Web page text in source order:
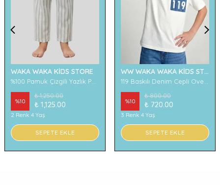
WAKA WAKA KİDS STORE
%10
₺ 1,250.00
₺ 1,125.00
2 Renk 4 Yaş
SEPETE EKLE
WW WAKA WAKA KİDS STORE
%10
₺ 800.00
₺ 720.00
3 Renk 4 Yaş
SEPETE EKLE